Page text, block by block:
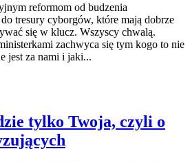
reformom od budzenia
tresury cyborgów, które mają dobrze
się w klucz. Wszyscy chwalą.
zachwyca się tym kogo to nie
jest za nami i jaki...
tylko Twoja, czyli o